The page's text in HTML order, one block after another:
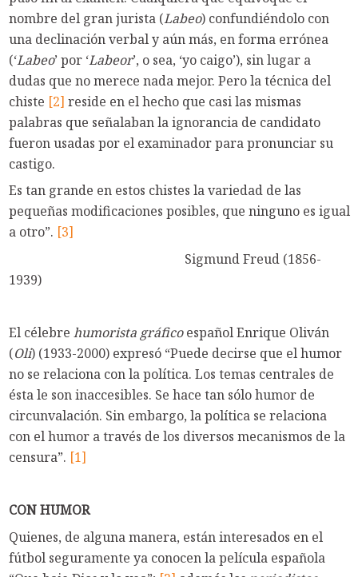
nombre del gran jurista (Labeo) confundiéndolo con
una declinación verbal y aún más, en forma errónea
(ʻLabeoʼ por ʻLabeorʼ, o sea, ʻyo caigoʼ), sin lugar a
dudas que no merece nada mejor. Pero la técnica del
chiste [2] reside en el hecho que casi las mismas
palabras que señalaban la ignorancia de candidato
fueron usadas por el examinador para pronunciar su
castigo.
Es tan grande en estos chistes la variedad de las
pequeñas modificaciones posibles, que ninguno es igual
a otro”. [3]
Sigmund Freud (1856-
1939)
El célebre humorista gráficoespañol Enrique Oliván
(Oli) (1933-2000) expresó “Puede decirse que el humor
no se relaciona con la política. Los temas centrales de
ésta le son inaccesibles. Se hace tan sólo humor de
circunvalación. Sin embargo, la política se relaciona
con el humor a través de los diversos mecanismos de la
censura”. [1]
CON HUMOR
Quienes, de alguna manera, están interesados en el
fútbol seguramente ya conocen la película española